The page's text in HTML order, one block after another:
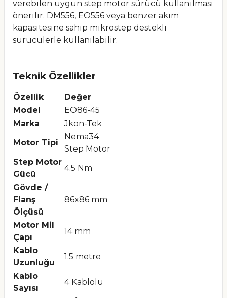
verebilen uygun step motor sürücü kullanılması
önerilir. DM556, EO556 veya benzer akım
kapasitesine sahip mikrostep destekli
sürücülerle kullanılabilir.
Teknik Özellikler
Özellik
Değer
Model
EO86-45
Marka
Jkon-Tek
Motor Tipi
Nema34
Step Motor
Step Motor
Gücü
4.5 Nm
Gövde /
Flanş
Ölçüsü
86x86 mm
Motor Mil
Çapı
14 mm
Kablo
Uzunluğu
1.5 metre
Kablo
Sayısı
4 Kablolu